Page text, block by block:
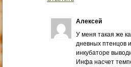
Алексей
У меня такая же
дневных птенцов
инкубаторе
Инфа насчет